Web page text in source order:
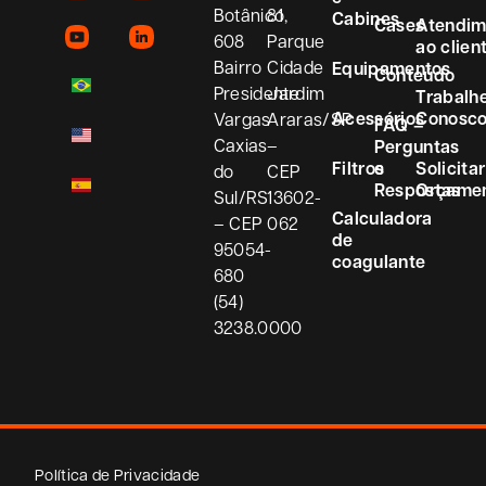
Botânico,
608
Bairro
Presidente
Vargas
Caxias
do
Sul/RS
– CEP
95054-
680
(54)
3238.0000
81
Parque
Cidade
Jardim
Araras/SP
–
CEP
13602-
062
Cabines
Equipamentos
Acessórios
Filtros
Calculadora
de
coagulante
Cases
Conteúdo
FAQ –
Perguntas
e
Respostas
ao
Solicitar
Política de Privacidade